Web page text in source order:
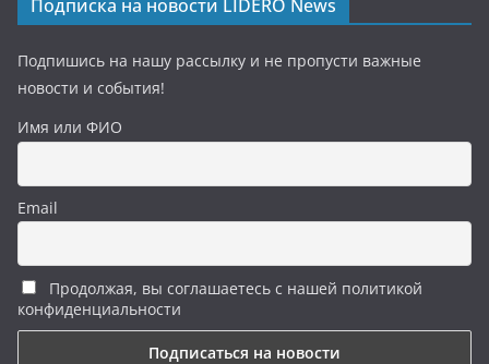
Подписка на новости LIDERO News
Подпишись на нашу рассылку и не пропусти важные
новости и события!
Имя или ФИО
Email
Продолжая, вы соглашаетесь с нашей политикой
конфиденциальности